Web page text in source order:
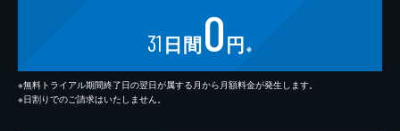
31 日間0円 ※
※無料トライアル期間終了日の翌日が属する月から月額料金が発生します。
※日割りでのご請求はいたしません。